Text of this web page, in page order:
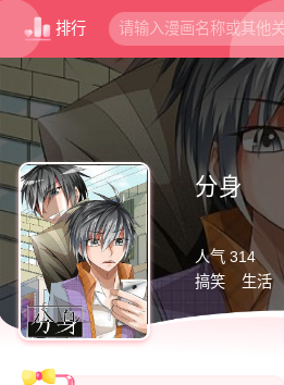
排行
分身
人气 314
搞笑
生活